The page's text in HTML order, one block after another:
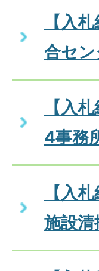
【入
合セ
【入
4事務
【入
施設清